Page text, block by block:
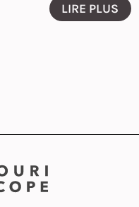
LIRE PLUS